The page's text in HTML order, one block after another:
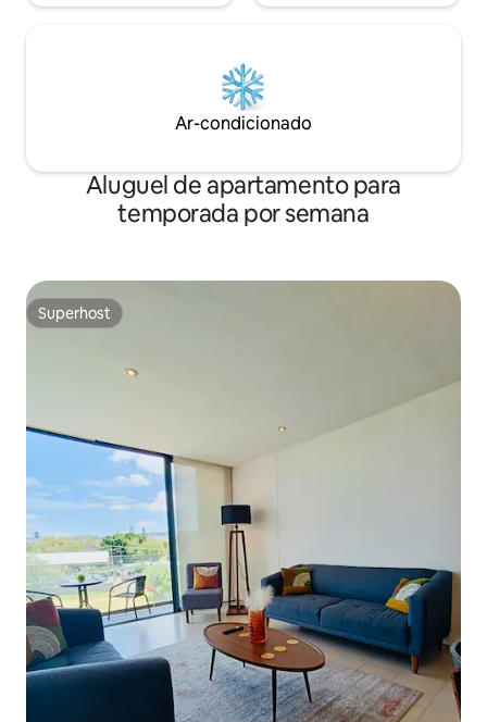
Ar-condicionado
Aluguel de apartamento para
temporada por semana
Superhost
Superhost